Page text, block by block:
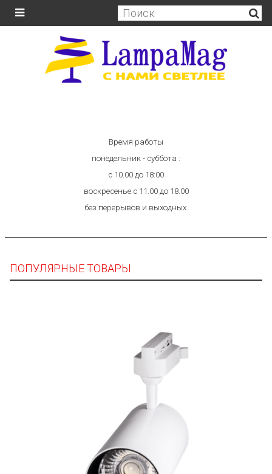
Время работы
понедельник - суббота :
с 10.00 до 18:00
воскресенье с 11.00 до 18.00
без перерывов и выходных
ПОПУЛЯРНЫЕ ТОВАРЫ